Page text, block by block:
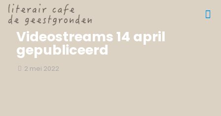
Videostreams 14 april
gepubliceerd
2 mei 2022